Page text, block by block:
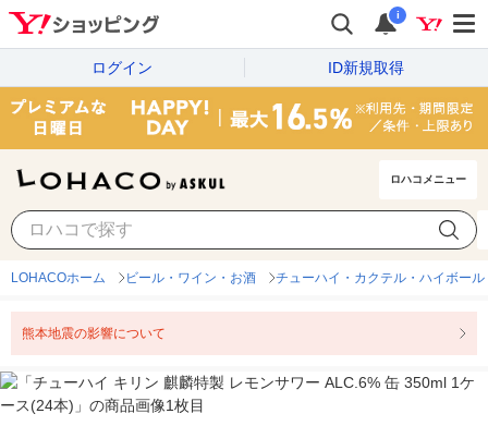
i
ログイン ID新規取得
ロハコメニュー
LOHACOホーム ビール・ワイン・お酒 チューハイ・カクテル・ハイボール
熊本地震の影響について